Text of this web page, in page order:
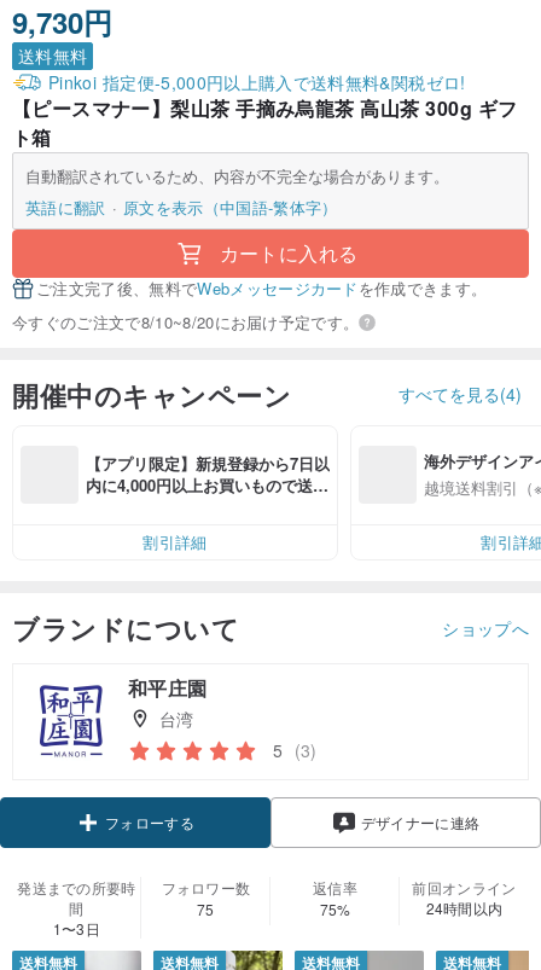
9,730円
送料無料
Pinkoi 指定便-5,000円以上購入で送料無料&関税ゼロ!
【ピースマナー】梨山茶 手摘み烏龍茶 高山茶 300g ギフ
ト箱
自動翻訳されているため、内容が不完全な場合があります。
英語に翻訳
原文を表示（中国語-繁体字）
カートに入れる
ご注文完了後、無料でWebメッセージカードを作成できます。
今すぐのご注文で8/10~8/20にお届け予定です。
開催中のキャンペーン すべてを見る(4)
【アプリ限定】新規登録から7日以
内に4,000円以上お買いもので送料
割引詳細
海外デザインア
入
越境送料割引（
割引詳
ブランドについて ショップへ
和平庄園
台湾
5 (3)
フォローする デザイナーに連絡
発送までの所要時
間
1〜3日
フォロワー数
75
返信率
75%
前回オンライン
24時間以内
送料無料 送料無料 送料無料 送料無料